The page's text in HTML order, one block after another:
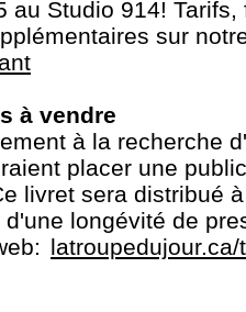
au Studio 914!
sur
à vendre
à la recherche
placer une
livret sera distribué
longévité de